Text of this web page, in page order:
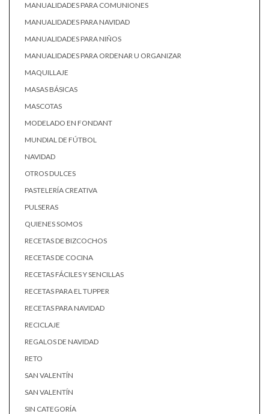
MANUALIDADES PARA COMUNIONES
MANUALIDADES PARA NAVIDAD
MANUALIDADES PARA NIÑOS
MANUALIDADES PARA ORDENAR U ORGANIZAR
MAQUILLAJE
MASAS BÁSICAS
MASCOTAS
MODELADO EN FONDANT
MUNDIAL DE FÚTBOL
NAVIDAD
OTROS DULCES
PASTELERÍA CREATIVA
PULSERAS
QUIENES SOMOS
RECETAS DE BIZCOCHOS
RECETAS DE COCINA
RECETAS FÁCILES Y SENCILLAS
RECETAS PARA EL TUPPER
RECETAS PARA NAVIDAD
RECICLAJE
REGALOS DE NAVIDAD
RETO
SAN VALENTÍN
SAN VALENTÍN
SIN CATEGORÍA